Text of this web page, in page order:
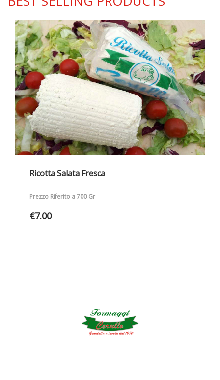
Ricotta Salata Fresca
Prezzo Riferito a 700 Gr
7.00